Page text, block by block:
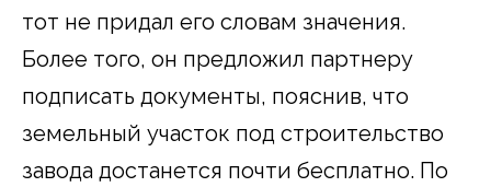
тот не придал его словам значения.
Более того, он предложил партнеру
подписать документы, пояснив, что
земельный участок под строительство
завода достанется почти бесплатно. По